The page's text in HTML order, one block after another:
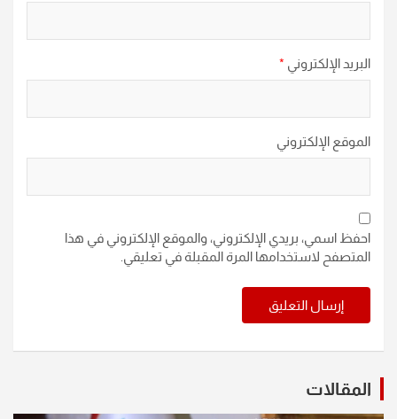
البريد الإلكتروني *
الموقع الإلكتروني
احفظ اسمي، بريدي الإلكتروني، والموقع الإلكتروني في هذا
المتصفح لاستخدامها المرة المقبلة في تعليقي.
المقالات